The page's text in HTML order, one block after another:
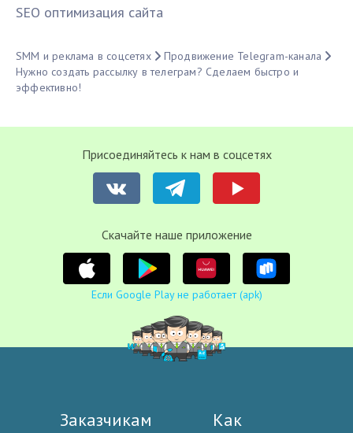
SЕО оптимизация сайта
SMM и реклама в соцсетях
Продвижение Telegram-канала
Нужно создать рассылку в телеграм? Сделаем быстро и
эффективно!
Присоединяйтесь к нам в соцсетях
Cкачайте наше приложение
Если Google Play не работает (apk)
Заказчикам
Как